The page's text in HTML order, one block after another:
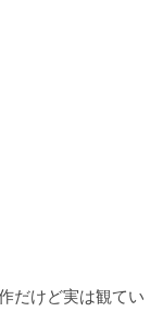
だけど実は観てい